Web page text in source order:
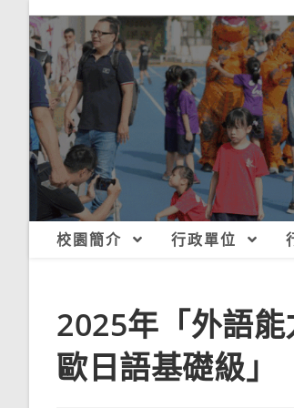
校園簡介 行政單位
2025年「外語
歐日語基礎級」